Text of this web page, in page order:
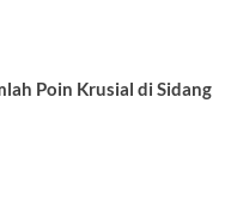
Poin Krusial di Sidang